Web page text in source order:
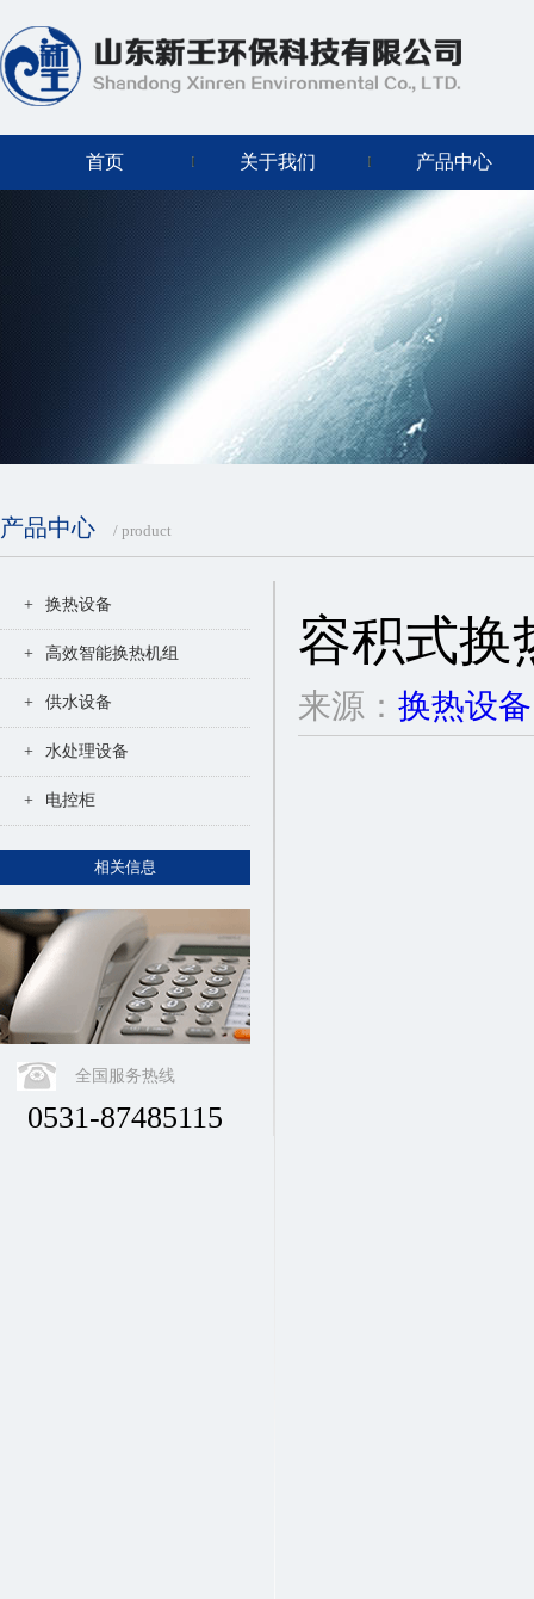
首页 关于我们 产品中心
产品中心 / product
+ 换热设备
+ 高效智能换热机组
+ 供水设备
+ 水处理设备
+ 电控柜
相关信息
全国服务热线
0531-87485115
容积式换
来源： 换热设备